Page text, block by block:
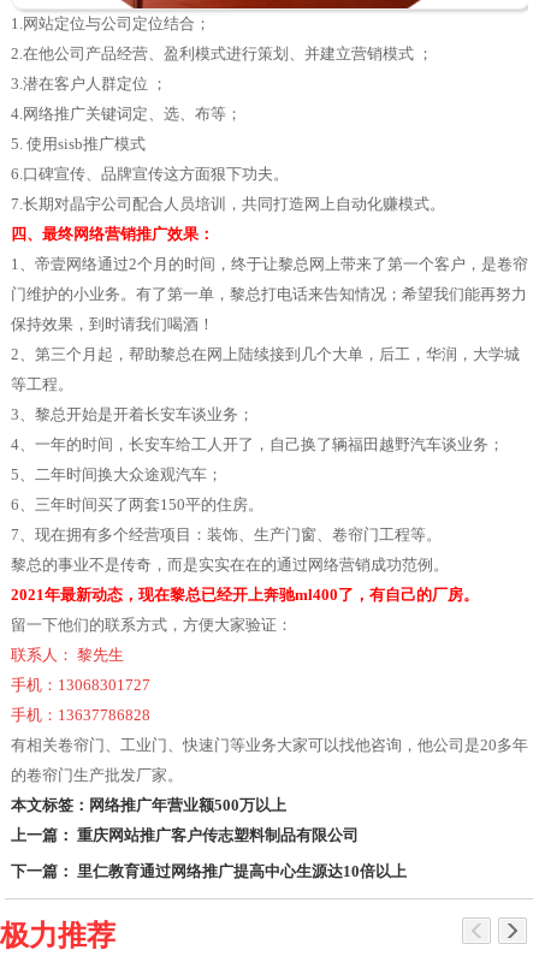
1.网站定位与公司定位结合；
2.在他公司产品经营、盈利模式进行策划、并建立营销模式 ；
3.潜在客户人群定位 ；
4.网络推广关键词定、选、布等；
5. 使用sisb推广模式
6.口碑宣传、品牌宣传这方面狠下功夫。
7.长期对晶宇公司配合人员培训，共同打造网上自动化赚模式。
四、最终网络营销推广效果：
1、帝壹网络通过2个月的时间，终于让黎总网上带来了第一个客户，是卷帘
门维护的小业务。有了第一单，黎总打电话来告知情况；希望我们能再努力
保持效果，到时请我们喝酒！
2、第三个月起，帮助黎总在网上陆续接到几个大单，后工，华润，大学城
等工程。
3、黎总开始是开着长安车谈业务；
4、一年的时间，长安车给工人开了，自己换了辆福田越野汽车谈业务；
5、二年时间换大众途观汽车；
6、三年时间买了两套150平的住房。
7、现在拥有多个经营项目：装饰、生产门窗、卷帘门工程等。
黎总的事业不是传奇，而是实实在在的通过网络营销成功范例。
2021年最新动态，现在黎总已经开上奔驰ml400了，有自己的厂房。
留一下他们的联系方式，方便大家验证：
联系人： 黎先生
手机：13068301727
手机：13637786828
有相关卷帘门、工业门、快速门等业务大家可以找他咨询，他公司是20多年
的卷帘门生产批发厂家。
本文标签： 网络推广年营业额500万以上
上一篇： 重庆网站推广客户传志塑料制品有限公司
下一篇： 里仁教育通过网络推广提高中心生源达10倍以上
极力推荐